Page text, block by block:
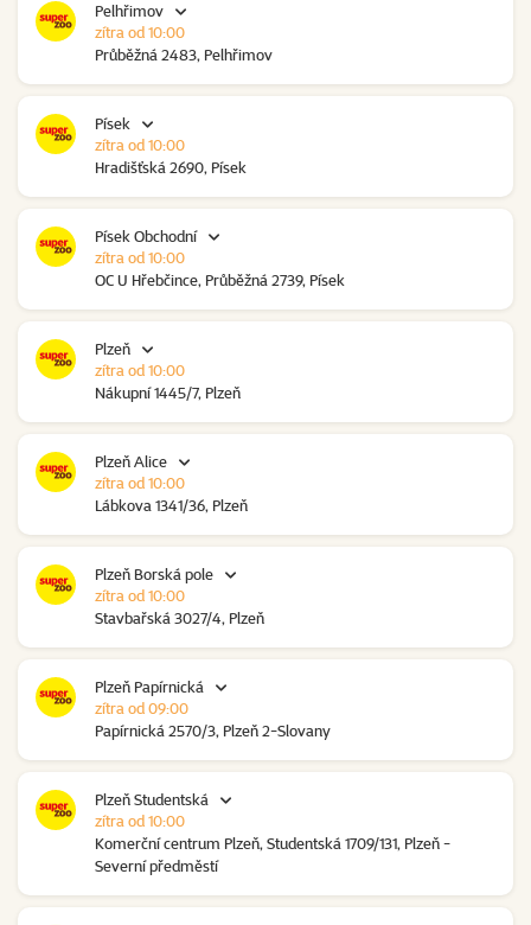
Pelhřimov
Průběžná 2483, Pelhřimov
zítra od 10:00
Písek
Hradišťská 2690, Písek
zítra od 10:00
Písek Obchodní
OC U Hřebčince, Průběžná 2739, Písek
zítra od 10:00
Plzeň
Nákupní 1445/7, Plzeň
zítra od 10:00
Plzeň Alice
Lábkova 1341/36, Plzeň
zítra od 10:00
Plzeň Borská pole
Stavbařská 3027/4, Plzeň
zítra od 10:00
Plzeň Papírnická
Papírnická 2570/3, Plzeň 2-Slovany
zítra od 09:00
Plzeň Studentská
Komerční centrum Plzeň, Studentská 1709/131, Plzeň -
Severní předměstí
zítra od 10:00